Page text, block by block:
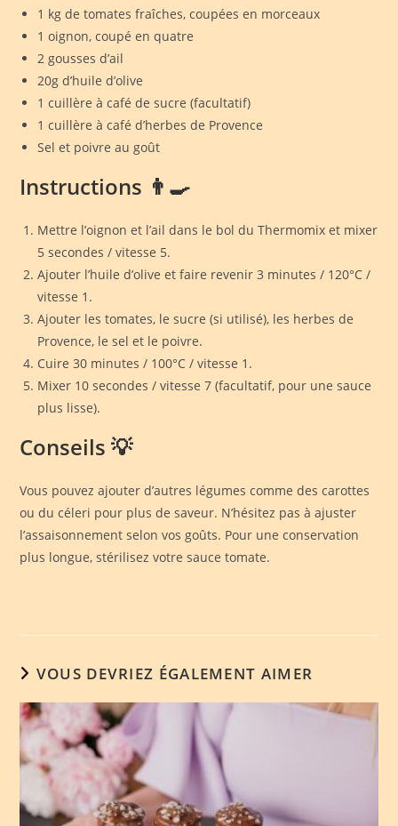
1 kg de tomates fraîches, coupées en morceaux
1 oignon, coupé en quatre
2 gousses d’ail
20g d’huile d’olive
1 cuillère à café de sucre (facultatif)
1 cuillère à café d’herbes de Provence
Sel et poivre au goût
Instructions 👨‍🍳
Mettre l’oignon et l’ail dans le bol du Thermomix et mixer
5 secondes / vitesse 5.
Ajouter l’huile d’olive et faire revenir 3 minutes / 120°C /
vitesse 1.
Ajouter les tomates, le sucre (si utilisé), les herbes de
Provence, le sel et le poivre.
Cuire 30 minutes / 100°C / vitesse 1.
Mixer 10 secondes / vitesse 7 (facultatif, pour une sauce
plus lisse).
Conseils 💡
Vous pouvez ajouter d’autres légumes comme des carottes
ou du céleri pour plus de saveur. N’hésitez pas à ajuster
l’assaisonnement selon vos goûts. Pour une conservation
plus longue, stérilisez votre sauce tomate.
VOUS DEVRIEZ ÉGALEMENT AIMER